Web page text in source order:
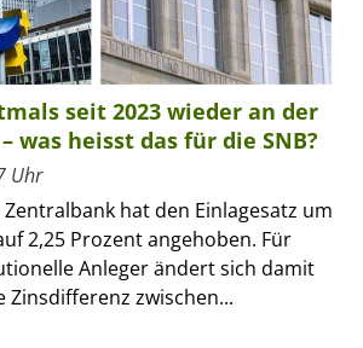
seit 2023 wieder an der
was heisst das für die SNB?
Uhr
hat den Einlagesatz um
2,25 Prozent angehoben. Für
Anleger ändert sich damit
Zinsdifferenz zwischen...